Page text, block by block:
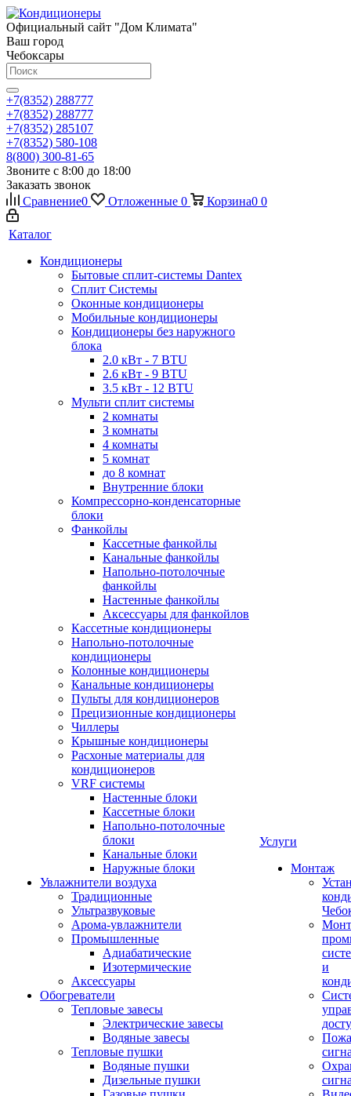
Официальный сайт "Дом Климата"
Ваш город
Чебоксары
+7(8352) 288777
+7(8352) 288777
+7(8352) 285107
+7(8352) 580-108
8(800) 300-81-65
Звоните с 8:00 до 18:00
Заказать звонок
Сравнение0 Отложенные 0 Корзина0 0
Каталог
Кондиционеры
Бытовые сплит-системы Dantex
Сплит Системы
Оконные кондиционеры
Мобильные кондиционеры
Кондиционеры без наружного
блока
2.0 кВт - 7 BTU
2.6 кВт - 9 BTU
3.5 кВт - 12 BTU
Мульти сплит системы
2 комнаты
3 комнаты
4 комнаты
5 комнат
до 8 комнат
Внутренние блоки
Компрессорно-конденсаторные
блоки
Фанкойлы
Кассетные фанкойлы
Канальные фанкойлы
Напольно-потолочные
фанкойлы
Настенные фанкойлы
Аксессуары для фанкойлов
Кассетные кондиционеры
Напольно-потолочные
кондиционеры
Колонные кондиционеры
Канальные кондиционеры
Пульты для кондиционеров
Прецизионные кондиционеры
Чиллеры
Крышные кондиционеры
Расхоные материалы для
кондиционеров
VRF системы
Настенные блоки
Кассетные блоки
Напольно-потолочные
блоки
Канальные блоки
Наружные блоки
Увлажнители воздуха
Традиционные
Ультразвуковые
Арома-увлажнители
Промышленныe
Адиабатические
Изотермические
Аксессуары
Обогреватели
Тепловые завесы
Электрические завесы
Водяные завесы
Тепловые пушки
Водяные пушки
Дизельные пушки
Услуги
Монтаж
и